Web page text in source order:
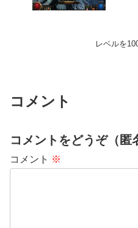
レベルを
コメント
コメントをどうぞ（匿
コメント ※